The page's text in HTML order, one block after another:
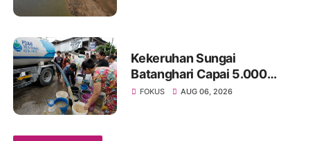
Kekeruhan Sungai
Batanghari Capai 5.000
NTU, Distribusi Air PDAM
FOKUS AUG 06, 2026